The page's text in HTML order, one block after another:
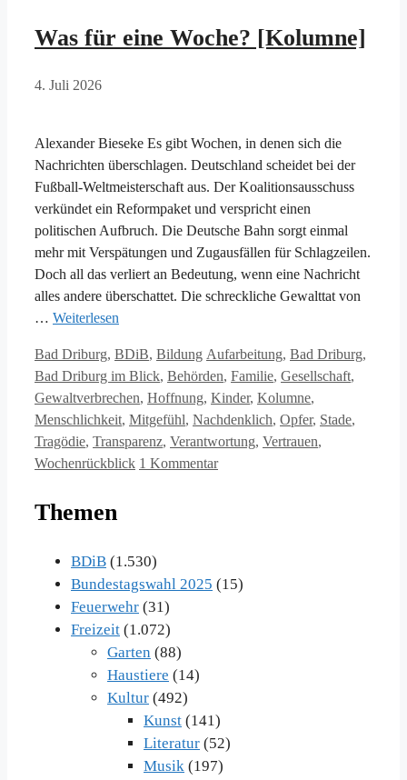
Was für eine Woche? [Kolumne]
4. Juli 2026
Alexander Bieseke Es gibt Wochen, in denen sich die
Nachrichten überschlagen. Deutschland scheidet bei der
Fußball-Weltmeisterschaft aus. Der Koalitionsausschuss
verkündet ein Reformpaket und verspricht einen
politischen Aufbruch. Die Deutsche Bahn sorgt einmal
mehr mit Verspätungen und Zugausfällen für Schlagzeilen.
Doch all das verliert an Bedeutung, wenn eine Nachricht
alles andere überschattet. Die schreckliche Gewalttat von
… Weiterlesen
Kategorien
Bad Driburg, BDiB, Bildung Schlagwörter
Aufarbeitung, Bad Driburg,
Bad Driburg im Blick, Behörden, Familie, Gesellschaft,
Gewaltverbrechen, Hoffnung, Kinder, Kolumne,
Menschlichkeit, Mitgefühl, Nachdenklich, Opfer, Stade,
Tragödie, Transparenz, Verantwortung, Vertrauen,
Wochenrückblick 1 Kommentar
Themen
BDiB (1.530)
Bundestagswahl 2025 (15)
Feuerwehr (31)
Freizeit (1.072)
Garten (88)
Haustiere (14)
Kultur (492)
Kunst (141)
Literatur (52)
Musik (197)